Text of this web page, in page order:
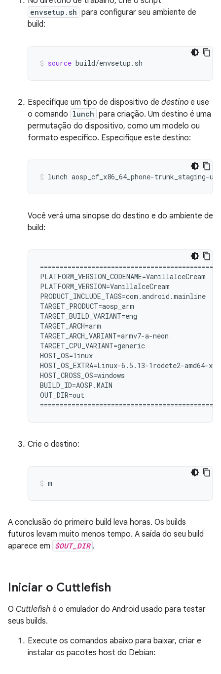
envsetup.sh para configurar seu ambiente de
build:
source build/envsetup.sh
Especifique um tipo de dispositivo de destino e use
o comando lunch para criação. Um destino é uma
permutação do dispositivo, como um modelo ou
formato específico. Especifique este destino:
lunch aosp_cf_x86_64_phone-trunk_staging-
Você verá uma sinopse do destino e do ambiente de
build:
============================================
PLATFORM_VERSION_CODENAME=VanillaIceCream
PLATFORM_VERSION=VanillaIceCream
PRODUCT_INCLUDE_TAGS=com.android.mainline
TARGET_PRODUCT=aosp_arm
TARGET_BUILD_VARIANT=eng
TARGET_ARCH=arm
TARGET_ARCH_VARIANT=armv7-a-neon
TARGET_CPU_VARIANT=generic
HOST_OS=linux
HOST_OS_EXTRA=Linux-6.5.13-1rodete2-amd64-
HOST_CROSS_OS=windows
BUILD_ID=AOSP.MAIN
OUT_DIR=out
Crie o destino:
m
A conclusão do primeiro build leva horas. Os builds
futuros levam muito menos tempo. A saída do seu build
aparece em $OUT_DIR .
Iniciar o Cuttlefish
O Cuttlefish é o emulador do Android usado para testar
seus builds.
Execute os comandos abaixo para baixar, criar e
instalar os pacotes host do Debian: